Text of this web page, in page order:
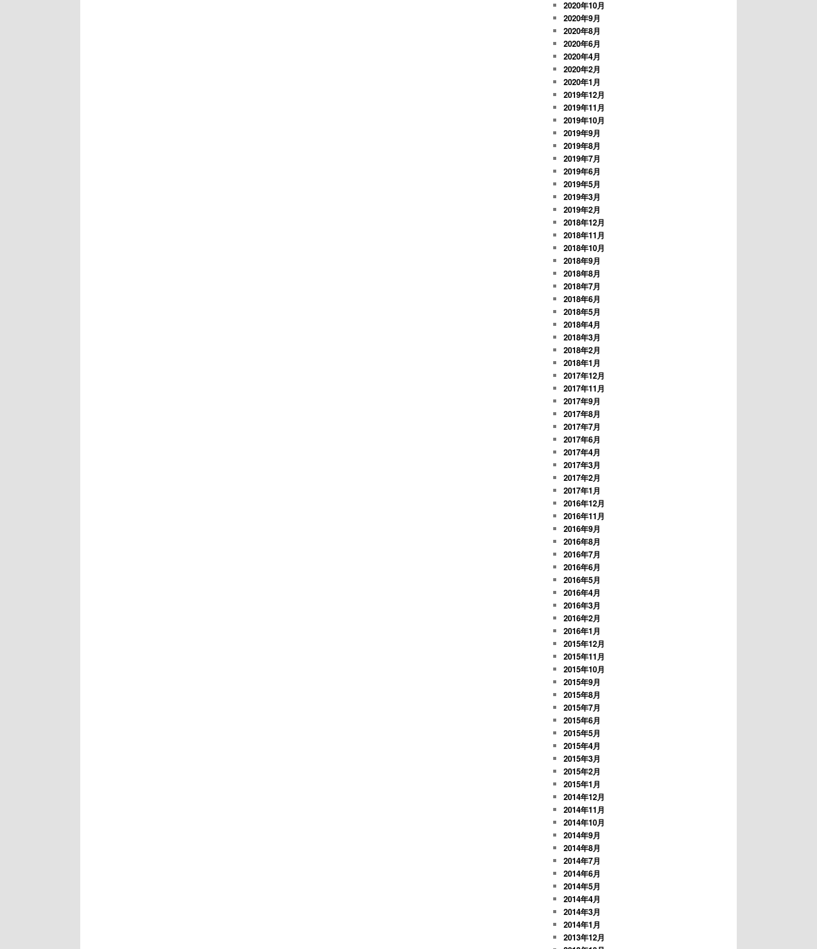
2020年10月
2020年9月
2020年8月
2020年6月
2020年4月
2020年2月
2020年1月
2019年12月
2019年11月
2019年10月
2019年9月
2019年8月
2019年7月
2019年6月
2019年5月
2019年3月
2019年2月
2018年12月
2018年11月
2018年10月
2018年9月
2018年8月
2018年7月
2018年6月
2018年5月
2018年4月
2018年3月
2018年2月
2018年1月
2017年12月
2017年11月
2017年9月
2017年8月
2017年7月
2017年6月
2017年4月
2017年3月
2017年2月
2017年1月
2016年12月
2016年11月
2016年9月
2016年8月
2016年7月
2016年6月
2016年5月
2016年4月
2016年3月
2016年2月
2016年1月
2015年12月
2015年11月
2015年10月
2015年9月
2015年8月
2015年7月
2015年6月
2015年5月
2015年4月
2015年3月
2015年2月
2015年1月
2014年12月
2014年11月
2014年10月
2014年9月
2014年8月
2014年7月
2014年6月
2014年5月
2014年4月
2014年3月
2014年1月
2013年12月